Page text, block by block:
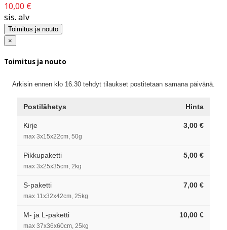
10,00 €
sis. alv
Toimitus ja nouto
×
Toimitus ja nouto
Arkisin ennen klo 16.30 tehdyt tilaukset postitetaan samana päivänä.
Postilähetys Hinta
Kirje
max 3x15x22cm, 50g
3,00 €
Pikkupaketti
max 3x25x35cm, 2kg
5,00 €
S-paketti
max 11x32x42cm, 25kg
7,00 €
M- ja L-paketti
max 37x36x60cm, 25kg
10,00 €